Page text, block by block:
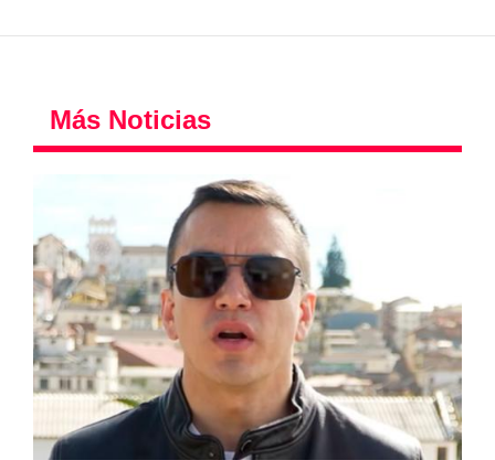
Más Noticias